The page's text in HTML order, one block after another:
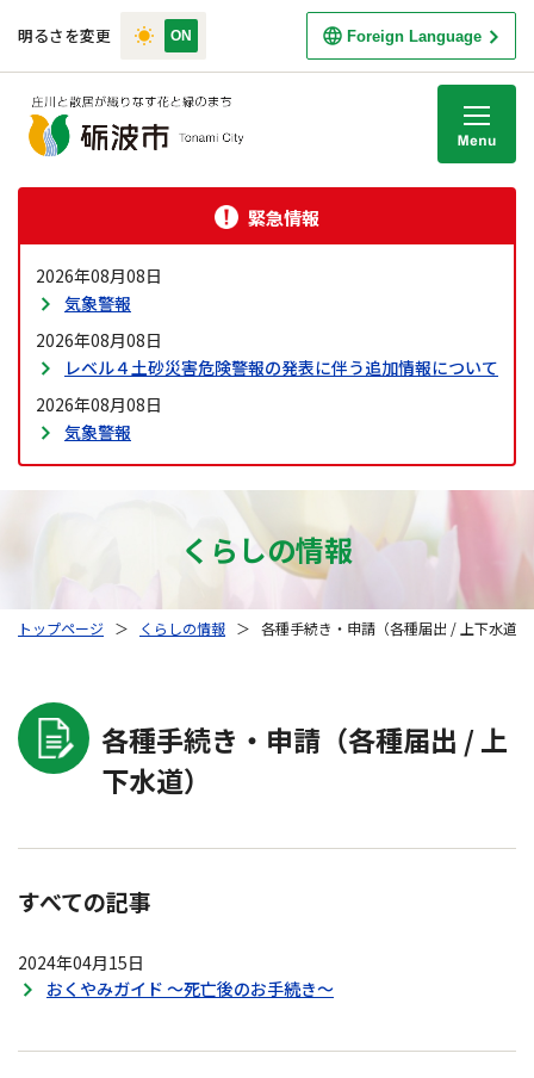
明るさを変更 Foreign Language
緊急情報
2026年08月08日
気象警報
2026年08月08日
レベル４土砂災害危険警報の発表に伴う追加情報について
2026年08月08日
気象警報
くらしの情報
トップページ ＞ くらしの情報 ＞ 各種手続き・申請（各種届出 / 上下水道）
各種手続き・申請（各種届出 / 上
下水道）
すべての記事
2024年04月15日
おくやみガイド ～死亡後のお手続き～